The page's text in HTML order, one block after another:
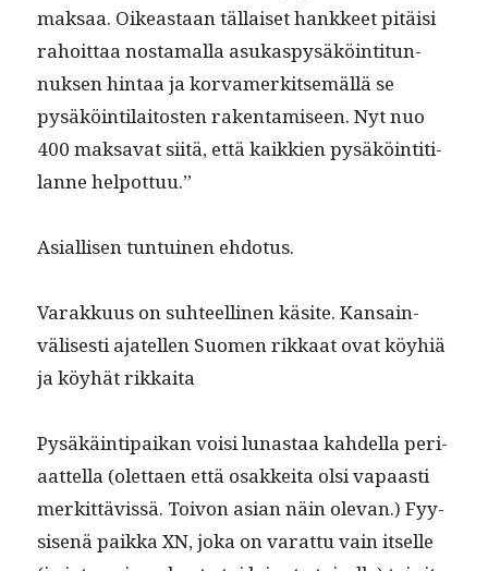
mak­saa. Oikeas­t­aan täl­laiset han­kkeet pitäisi
rahoit­taa nos­ta­mal­la asukaspysäköin­ti­tun­
nuk­sen hin­taa ja kor­vamerk­it­semäl­lä se
pysäköin­ti­laitosten rak­en­tamiseen. Nyt nuo
400 mak­sa­vat siitä, että kaikkien pysäköin­ti­ti­
lanne helpottuu.”
Asial­lisen tun­tu­inen ehdotus.
Varakku­us on suh­teelli­nen käsite. Kan­sain­
välis­es­ti ajatellen Suomen rikkaat ovat köy­hiä
ja köy­hät rikkaita
Pysäkäin­tipaikan voisi lunas­taa kahdel­la peri­
aat­tel­la (olet­taen että osakkei­ta olsi vapaasti
merkit­tävis­sä. Toivon asian näin ole­van.) Fyy­
sisenä paik­ka XN, joka on varat­tu vain itselle